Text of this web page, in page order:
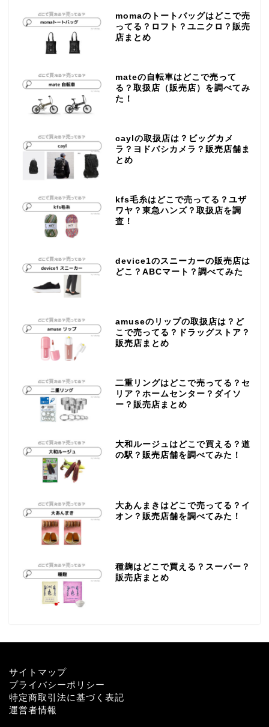
momaのトートバッグはどこで売
ってる？ロフト？ユニクロ？販売
店まとめ
mateの自転車はどこで売って
る？取扱店（販売店）を調べてみ
た！
caylの取扱店は？ビッグカメ
ラ？ヨドバシカメラ？販売店舗ま
とめ
kfs毛糸はどこで売ってる？ユザ
ワヤ？東急ハンズ？取扱店を調
査！
device1のスニーカーの販売店は
どこ？ABCマート？調べてみた
amuseのリップの取扱店は？ど
こで売ってる？ドラッグストア？
販売店まとめ
二重リングはどこで売ってる？セ
リア？ホームセンター？ダイソ
ー？販売店まとめ
大和ルージュはどこで買える？道
の駅？販売店舗を調べてみた！
大あんまきはどこで売ってる？イ
オン？販売店舗を調べてみた！
種麹はどこで買える？スーパー？
販売店まとめ
サイトマップ
プライバシーポリシー
特定商取引法に基づく表記
運営者情報